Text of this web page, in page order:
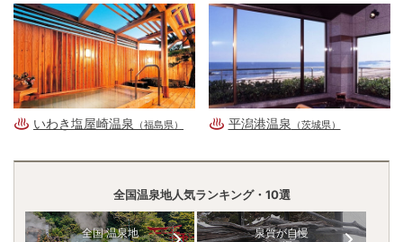
いわき塩屋崎温泉 （福島県） 平潟港温泉 （茨城県）
全国温泉地人気ランキング・10選
全国 温泉地
泉質が自慢